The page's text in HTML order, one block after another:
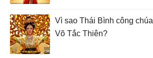
Vì sao Thái Bình công
Võ Tắc Thiên?